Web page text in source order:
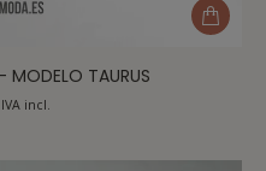
MODELO TAURUS
IVA incl.